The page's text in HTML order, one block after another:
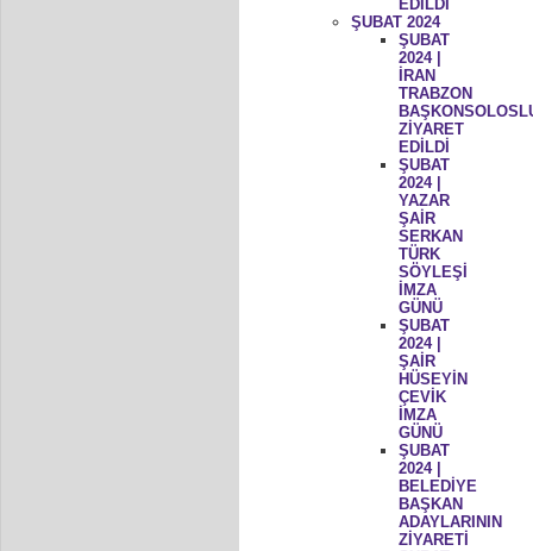
EDİLDİ
ŞUBAT 2024
ŞUBAT
2024 |
İRAN
TRABZON
ZİYARET
EDİLDİ
ŞUBAT
2024 |
YAZAR
ŞAİR
SERKAN
TÜRK
SÖYLEŞİ
İMZA
GÜNÜ
ŞUBAT
2024 |
ŞAİR
HÜSEYİN
ÇEVİK
İMZA
GÜNÜ
ŞUBAT
2024 |
BELEDİYE
BAŞKAN
ADAYLARININ
ZİYARETİ